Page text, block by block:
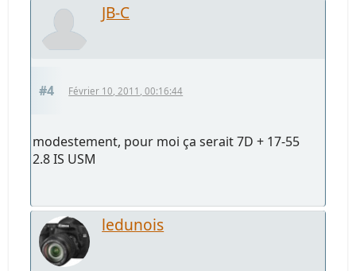
JB-C
#4 Février 10, 2011, 00:16:44
modestement, pour moi ça serait 7D + 17-55
2.8 IS USM
ledunois